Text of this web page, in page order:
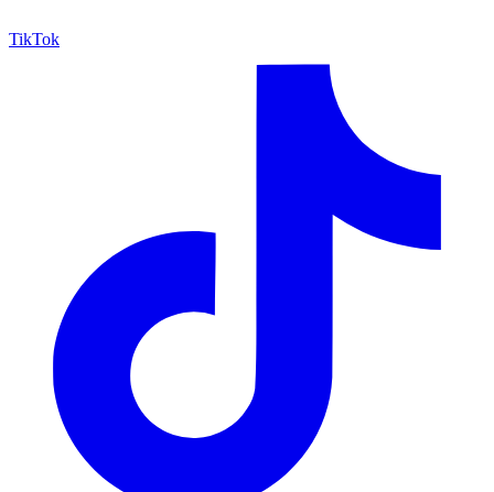
TikTok